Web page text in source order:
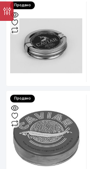
Продано
Продано